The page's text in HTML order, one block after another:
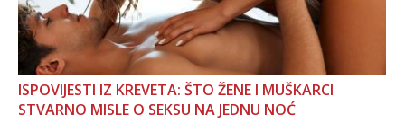
ISPOVIJESTI IZ KREVETA: ŠTO ŽENE I MUŠKARCI
STVARNO MISLE O SEKSU NA JEDNU NOĆ